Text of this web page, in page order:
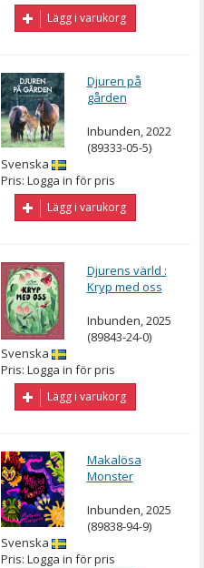
Lägg i varukorg
Djuren på
gården
Inbunden, 2022
(89333-05-5)
Svenska
Pris: Logga in för pris
Lägg i varukorg
Djurens värld :
Kryp med oss
Inbunden, 2025
(89843-24-0)
Svenska
Pris: Logga in för pris
Lägg i varukorg
Makalösa
Monster
Inbunden, 2025
(89838-94-9)
Svenska
Pris: Logga in för pris